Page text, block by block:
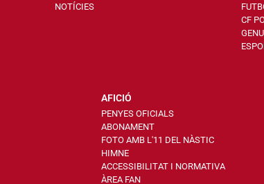
NOTÍCIES
CF
AFICIÓ
PENYES OFICIALS
ABONAMENT
FOTO AMB L'11 DEL NÀSTIC
HIMNE
ACCESSIBILITAT I NORMATIVA
ÀREA FAN